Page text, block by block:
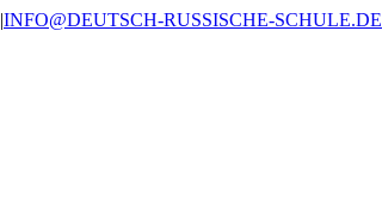
|INFO@DEUTSCH-RUSSISCHE-SCHULE.DE